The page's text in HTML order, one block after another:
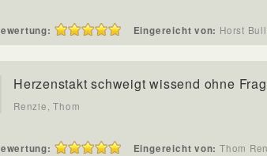
Eingereicht von: Horst
Herzenstakt schweigt wissend ohne
Renzie, Thom
Eingereicht von: Thom